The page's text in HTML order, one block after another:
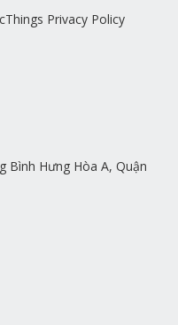
cThings Privacy Policy
Bình Hưng Hòa A, Quận